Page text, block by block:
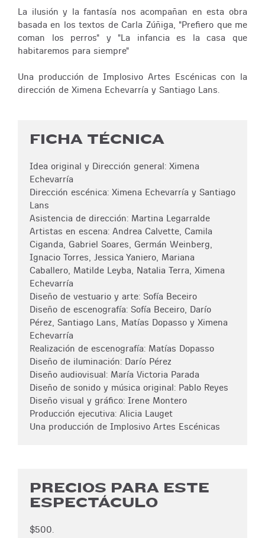
La ilusión y la fantasía nos acompañan en esta obra
basada en los textos de Carla Zúñiga, "Prefiero que me
coman los perros" y "La infancia es la casa que
habitaremos para siempre"
Una producción de Implosivo Artes Escénicas con la
dirección de Ximena Echevarría y Santiago Lans.
FICHA TÉCNICA
Idea original y Dirección general: Ximena
Echevarría
Dirección escénica: Ximena Echevarría y Santiago
Lans
Asistencia de dirección: Martina Legarralde
Artistas en escena: Andrea Calvette, Camila
Ciganda, Gabriel Soares, Germán Weinberg,
Ignacio Torres, Jessica Yaniero, Mariana
Caballero, Matilde Leyba, Natalia Terra, Ximena
Echevarría
Diseño de vestuario y arte: Sofía Beceiro
Diseño de escenografía: Sofía Beceiro, Darío
Pérez, Santiago Lans, Matías Dopasso y Ximena
Echevarría
Realización de escenografía: Matías Dopasso
Diseño de iluminación: Darío Pérez
Diseño audiovisual: María Victoria Parada
Diseño de sonido y música original: Pablo Reyes
Diseño visual y gráfico: Irene Montero
Producción ejecutiva: Alicia Lauget
Una producción de Implosivo Artes Escénicas
PRECIOS PARA ESTE
ESPECTÁCULO
$500.